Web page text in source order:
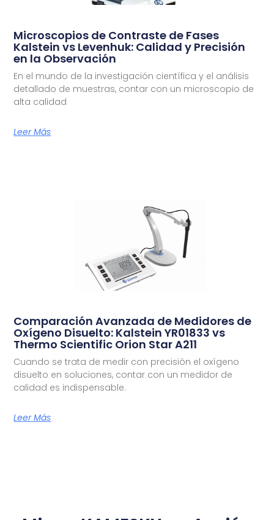
Microscopios de Contraste de Fases
Kalstein vs Levenhuk: Calidad y Precisión
en la Observación
En el mundo de la investigación científica y el análisis
detallado de muestras, contar con un microscopio de
alta calidad
Leer Más
Comparación Avanzada de Medidores de
Oxígeno Disuelto: Kalstein YR01833 vs
Thermo Scientific Orion Star A211
Cuando se trata de medir con precisión el oxígeno
disuelto en soluciones, contar con un medidor de
calidad es indispensable.
Leer Más